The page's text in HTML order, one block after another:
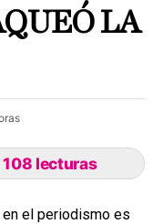
LA
108 lecturas
en el periodismo es